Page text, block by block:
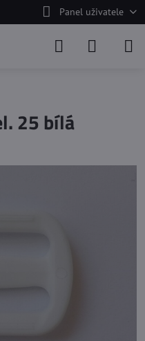
Panel uživatele
25 bílá